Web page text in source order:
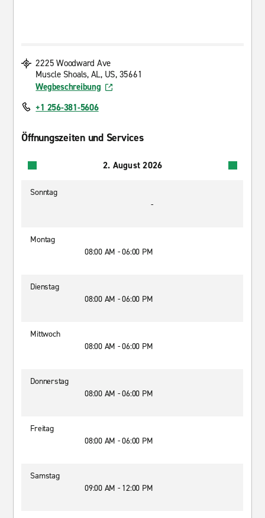
2225 Woodward Ave
Muscle Shoals, AL, US, 35661
Wegbeschreibung
+1 256-381-5606
Öffnungszeiten und Services
2. August 2026
Sonntag
-
Montag
08:00 AM - 06:00 PM
Dienstag
08:00 AM - 06:00 PM
Mittwoch
08:00 AM - 06:00 PM
Donnerstag
08:00 AM - 06:00 PM
Freitag
08:00 AM - 06:00 PM
Samstag
09:00 AM - 12:00 PM